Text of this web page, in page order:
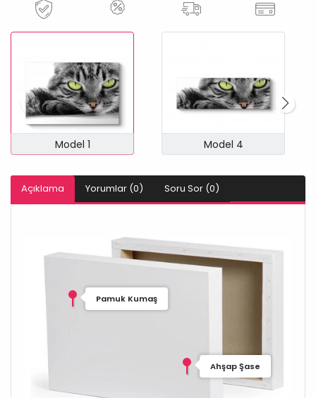
Model 1 Model 4
Açıklama Yorumlar (0) Soru Sor (0)
Pamuk Kumaş
Ahşap Şase